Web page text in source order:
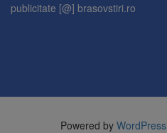
publicitate [@] brasovstiri.ro
Powered by WordPress